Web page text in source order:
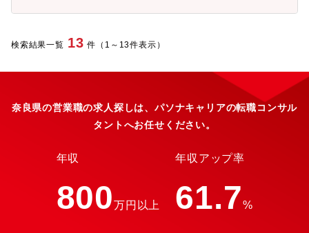
検索結果一覧 13 件（1～13件表示）
奈良県の営業職の求人探しは、パソナキャリアの転職コンサル
タントへお任せください。
年収
800万円以上
年収アップ率
61.7%